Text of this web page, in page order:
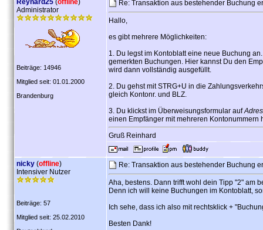
Reynard25 (offline)
Administrator
Beiträge: 14946
Mitglied seit: 01.01.2000
Brandenburg
Re: Transaktion aus bestehender Buchung
Hallo,
es gibt mehrere Möglichkeiten:
1. Du legst im Kontoblatt eine neue Buchung
gemerkten Buchungen. Hier kannst Du den
wird dann vollständig ausgefüllt.
2. Du gehst mit STRG+U in die
gleich Kontonr. und BLZ.
3. Du klickst im Überweisungsformular auf
einen Empfänger mit mehreren Kontonummern
Gruß Reinhard
nicky (offline)
Intensiver Nutzer
Beiträge: 57
Mitglied seit: 25.02.2010
Re: Transaktion aus bestehender Buchung
Aha, bestens. Dann trifft wohl dein Tipp "2" am
Denn ich will keine Buchungen im Kontoblatt,
Ich sehe, dass ich also mit rechtsklick +
Besten Dank!